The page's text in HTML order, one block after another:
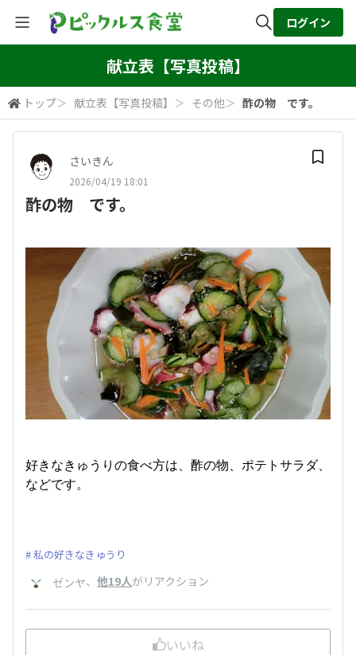
検索
ログイン
献立表【写真投稿】
トップ＞ 献立表【写真投稿】 ＞ その他＞ 酢の物 です。
さいきん
2026/04/19 18:01
酢の物 です。
好きなきゅうりの食べ方は、酢の物、ポテトサラダ、
などです。
私の好きなきゅうり
ゼンヤ、 他19人がリアクション
いいね